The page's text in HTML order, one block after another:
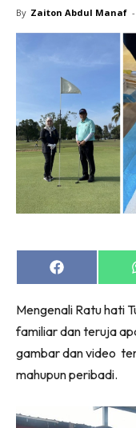
By Zaiton Abdul Manaf -
Share
on
Mengenali Ratu hati
familiar dan teruja
gambar dan video
mahupun peribadi.